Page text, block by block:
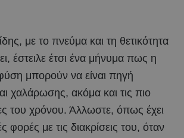
με το πνεύμα και τη θετικότητα
έστειλε έτσι ένα μήνυμα πως η
μπορούν να είναι πηγή
χαλάρωσης, ακόμα και τις πιο
του χρόνου. Άλλωστε, όπως έχει
φορές με τις διακρίσεις του, όταν